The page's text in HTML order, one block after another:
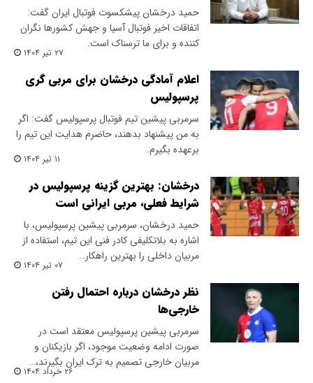
حمید درخشان پیشکسوت فوتبال ایران گفت:
اتفاقات اخیر فوتبال آسیا و جهش کشورها نگران
کننده و برای ما ترسناک است.
۲۷ تیر ۱۴۰۴
اعلام آمادگی درخشان برای مربی گری
پرسپولیس
سرمربی پیشین تیم فوتبال پرسپولیس گفت: اگر
به من پیشنهاد بدهند، حاضرم هدایت این تیم را
برعهده بگیرم.
۱۱ تیر ۱۴۰۴
درخشان: بهترین گزینه پرسپولیس در
شرایط فعلی، مربی ایرانی است
حمید درخشان، سرمربی پیشین پرسپولیس، با
اشاره به بلاتکلیفی کادر فنی این تیم، استفاده از
مربیان داخلی را بهترین راهکار…
۰۷ تیر ۱۴۰۴
نظر درخشان درباره احتمال رفتن
خارجی‌ها
سرمربی پیشین پرسپولیس معتقد است در
صورت ادامه وضعیت موجود، اگر بازیکنان و
مربیان خارجی تصمیم به ترک ایران بگیرند،…
۲۶ خرداد ۱۴۰۴